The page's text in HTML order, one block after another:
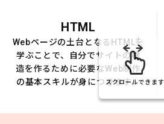
HTML
Webページの土台となるHTMLを
学ぶことで、自分でサイトの構
造を作るために必要なWeb制作
の基本スキルが身につきます。
スクロールできます